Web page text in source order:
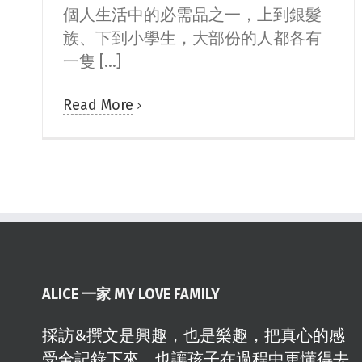
個人生活中的必需品之一，上到銀髮
族、下到小學生，大部份的人都各有
一隻 [...]
Read More
ALICE 一家 MY LOVE FAMILY
採訪&撰文是興趣，也是樂趣，把真心的感